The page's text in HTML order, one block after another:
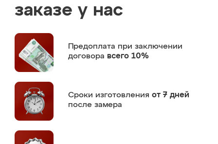
заказе у нас
Предоплата при заключении
договора всего 10%
Сроки изготовления от 7 дней
после замера